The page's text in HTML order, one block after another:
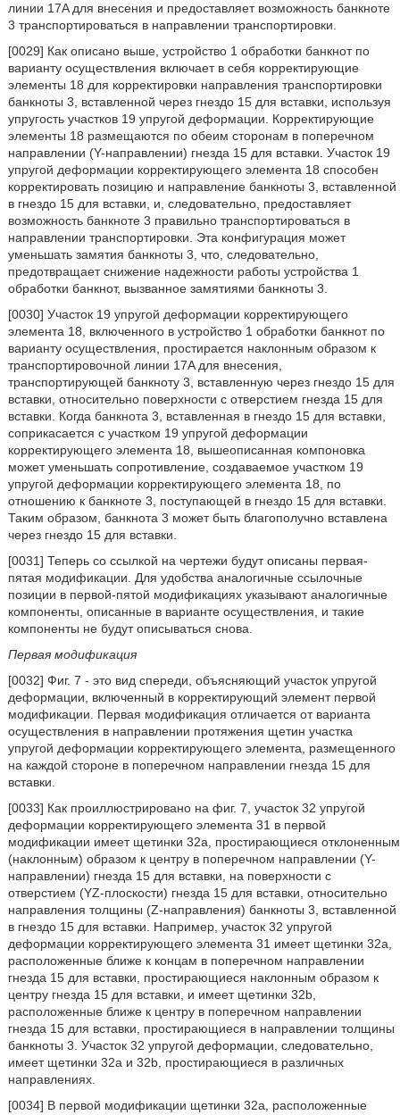
линии 17A для внесения и предоставляет возможность банкноте
3 транспортироваться в направлении транспортировки.
[0029] Как описано выше, устройство 1 обработки банкнот по
варианту осуществления включает в себя корректирующие
элементы 18 для корректировки направления транспортировки
банкноты 3, вставленной через гнездо 15 для вставки, используя
упругость участков 19 упругой деформации. Корректирующие
элементы 18 размещаются по обеим сторонам в поперечном
направлении (Y-направлении) гнезда 15 для вставки. Участок 19
упругой деформации корректирующего элемента 18 способен
корректировать позицию и направление банкноты 3, вставленной
в гнездо 15 для вставки, и, следовательно, предоставляет
возможность банкноте 3 правильно транспортироваться в
направлении транспортировки. Эта конфигурация может
уменьшать замятия банкноты 3, что, следовательно,
предотвращает снижение надежности работы устройства 1
обработки банкнот, вызванное замятиями банкноты 3.
[0030] Участок 19 упругой деформации корректирующего
элемента 18, включенного в устройство 1 обработки банкнот по
варианту осуществления, простирается наклонным образом к
транспортировочной линии 17A для внесения,
транспортирующей банкноту 3, вставленную через гнездо 15 для
вставки, относительно поверхности с отверстием гнезда 15 для
вставки. Когда банкнота 3, вставленная в гнездо 15 для вставки,
соприкасается с участком 19 упругой деформации
корректирующего элемента 18, вышеописанная компоновка
может уменьшать сопротивление, создаваемое участком 19
упругой деформации корректирующего элемента 18, по
отношению к банкноте 3, поступающей в гнездо 15 для вставки.
Таким образом, банкнота 3 может быть благополучно вставлена
через гнездо 15 для вставки.
[0031] Теперь со ссылкой на чертежи будут описаны первая-
пятая модификации. Для удобства аналогичные ссылочные
позиции в первой-пятой модификациях указывают аналогичные
компоненты, описанные в варианте осуществления, и такие
компоненты не будут описываться снова.
Первая модификация
[0032] Фиг. 7 - это вид спереди, объясняющий участок упругой
деформации, включенный в корректирующий элемент первой
модификации. Первая модификация отличается от варианта
осуществления в направлении протяжения щетин участка
упругой деформации корректирующего элемента, размещенного
на каждой стороне в поперечном направлении гнезда 15 для
вставки.
[0033] Как проиллюстрировано на фиг. 7, участок 32 упругой
деформации корректирующего элемента 31 в первой
модификации имеет щетинки 32a, простирающиеся отклоненным
(наклонным) образом к центру в поперечном направлении (Y-
направлении) гнезда 15 для вставки, на поверхности с
отверстием (YZ-плоскости) гнезда 15 для вставки, относительно
направления толщины (Z-направления) банкноты 3, вставленной
в гнездо 15 для вставки. Например, участок 32 упругой
деформации корректирующего элемента 31 имеет щетинки 32a,
расположенные ближе к концам в поперечном направлении
гнезда 15 для вставки, простирающиеся наклонным образом к
центру гнезда 15 для вставки, и имеет щетинки 32b,
расположенные ближе к центру в поперечном направлении
гнезда 15 для вставки, простирающиеся в направлении толщины
банкноты 3. Участок 32 упругой деформации, следовательно,
имеет щетинки 32a и 32b, простирающиеся в различных
направлениях.
[0034] В первой модификации щетинки 32a, расположенные